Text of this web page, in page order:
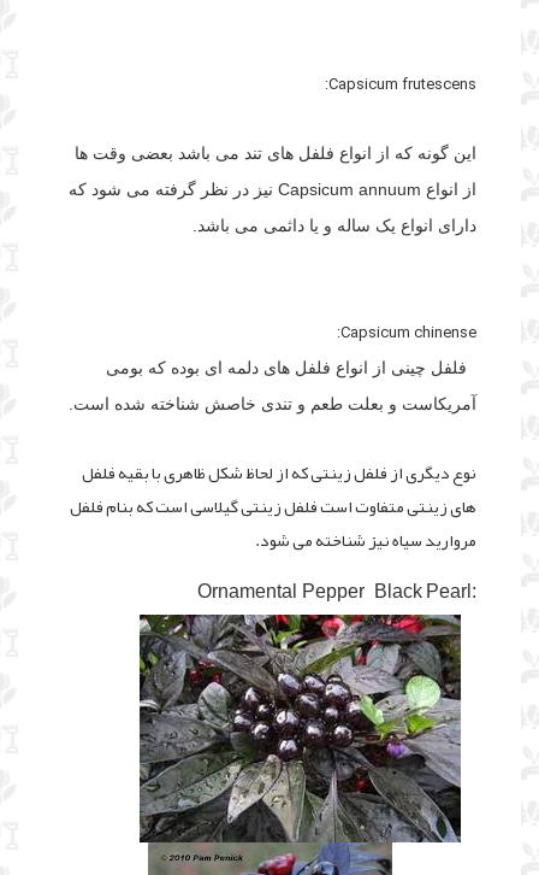
Capsicum frutescens:
این گونه که از انواع فلفل های تند می باشد بعضی وقت ها
از انواع
Capsicum annuum نیز در نظر گرفته می شود که
دارای انواع یک ساله و یا داثمی می باشد.
Capsicum chinense:
فلفل چینی از انواع فلفل های دلمه ای بوده که بومی
آمریکاست و بعلت طعم و تندی خاصش شناخته شده است.
نوع دیگری از فلفل زینتی که از لحاظ شکل ظاهری با بقیه فلفل
های زینتی متفاوت است فلفل زینتی گیلاسی است که بنام فلفل
مروارید سیاه نیز شناخته می شود.
:Ornamental Pepper
Black Pearl